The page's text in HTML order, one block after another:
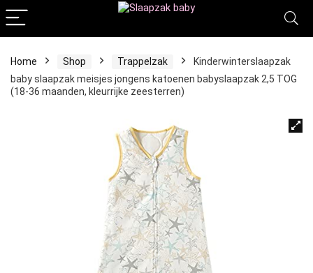
Home Shop Trappelzak
Kinderwinterslaapzak
baby slaapzak meisjes jongens katoenen babyslaapzak 2,5 TOG
(18-36 maanden, kleurrijke zeesterren)